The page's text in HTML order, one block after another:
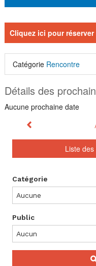
Cliquez ici pour réserver
Catégorie Rencontre
Détails des
Aucune prochaine date
Mois précédent
Liste
Rechercher
un
événement
Catégorie
Public